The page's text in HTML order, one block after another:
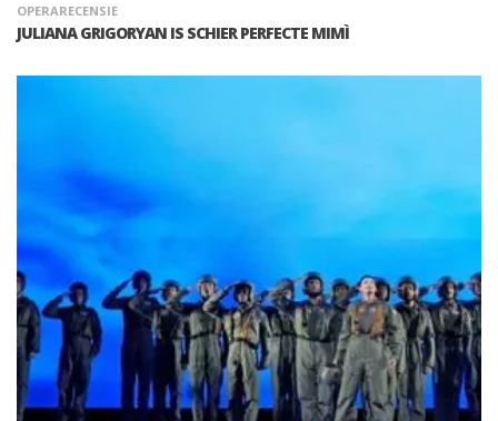
OPERARECENSIE
JULIANA GRIGORYAN IS SCHIER PERFECTE MIMÌ